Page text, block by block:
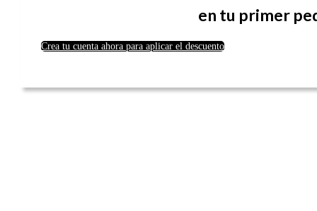
en tu primer
Crea tu cuenta ahora para aplicar el descuento